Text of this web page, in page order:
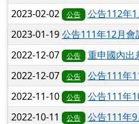
2023-02-02 公告
公告112年
2023-01-19公告111年12月會
2022-12-07 公告
重申國內出
2022-12-07 公告
公告111年
2022-11-10 公告
公告111年
2022-10-11 公告
公告111年